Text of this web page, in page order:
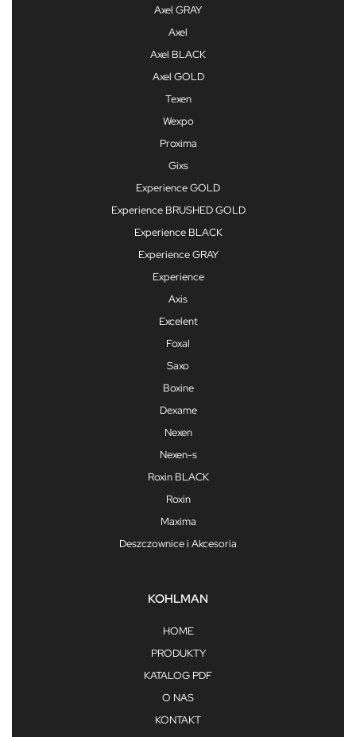
Axel GRAY
Axel
Axel BLACK
Axel GOLD
Texen
Wexpo
Proxima
Gixs
Experience GOLD
Experience BRUSHED GOLD
Experience BLACK
Experience GRAY
Experience
Axis
Excelent
Foxal
Saxo
Boxine
Dexame
Nexen
Nexen-s
Roxin BLACK
Roxin
Maxima
Deszczownice i Akcesoria
KOHLMAN
HOME
PRODUKTY
KATALOG PDF
O NAS
KONTAKT